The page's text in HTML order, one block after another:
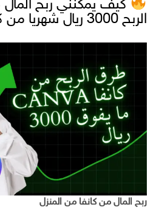
الربح 3000 ريال شهريا من كانفا؟
ربح المال من كانفا من المنزل